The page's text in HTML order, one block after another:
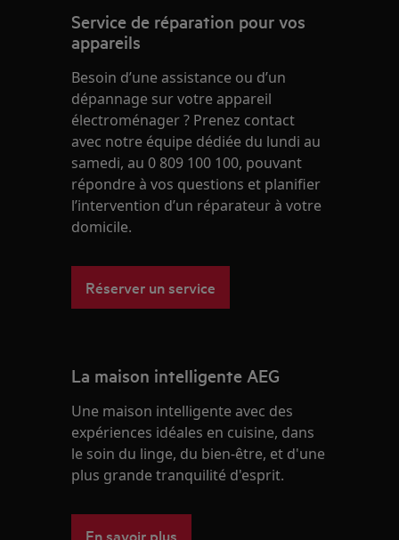
Service de réparation pour vos
appareils
Besoin d’une assistance ou d’un
dépannage sur votre appareil
électroménager ? Prenez contact
avec notre équipe dédiée du lundi au
samedi, au 0 809 100 100, pouvant
répondre à vos questions et planifier
l’intervention d’un réparateur à votre
domicile.
Réserver un service
La maison intelligente AEG
Une maison intelligente avec des
expériences idéales en cuisine, dans
le soin du linge, du bien-être, et d'une
plus grande tranquilité d'esprit.
En savoir plus